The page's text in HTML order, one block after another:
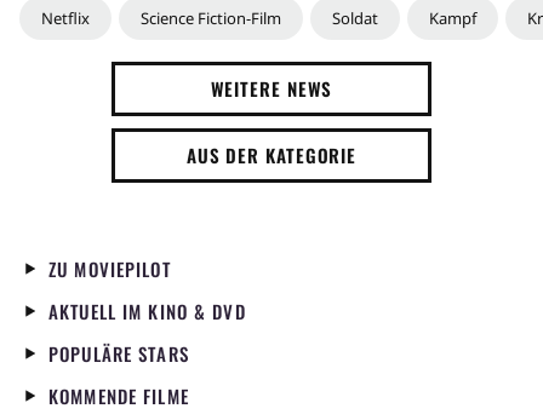
Netflix Science Fiction-Film Soldat Kampf
WEITERE NEWS
AUS DER KATEGORIE
ZU MOVIEPILOT
AKTUELL IM KINO & DVD
POPULÄRE STARS
KOMMENDE FILME